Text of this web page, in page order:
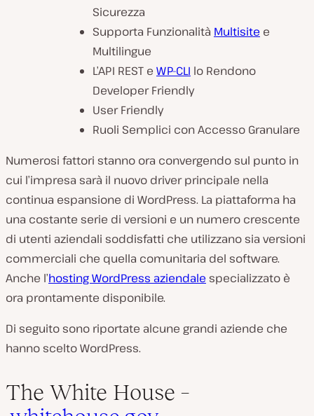
Sicurezza
Supporta Funzionalità Multisite e
Multilingue
L’API REST e WP-CLI lo Rendono
Developer Friendly
User Friendly
Ruoli Semplici con Accesso Granulare
Numerosi fattori stanno ora convergendo sul punto in
cui l’impresa sarà il nuovo driver principale nella
continua espansione di WordPress. La piattaforma ha
una costante serie di versioni e un numero crescente
di utenti aziendali soddisfatti che utilizzano sia versioni
commerciali che quella comunitaria del software.
Anche l’hosting WordPress aziendale specializzato è
ora prontamente disponibile.
Di seguito sono riportate alcune grandi aziende che
hanno scelto WordPress.
The White House –